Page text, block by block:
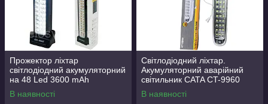
Прожектор ліхтар
світлодіодний акумуляторний
на 48 Led 3600 mAh
акумуляторний світильник
Чорний.
В наявності
Світлодіодний ліхтар.
Акумуляторний аварійний
світильник CATA CT-9960
В наявності